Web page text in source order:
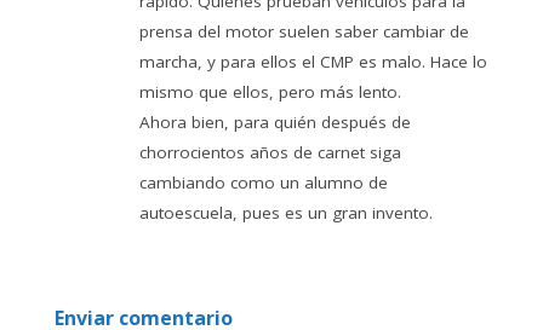
prensa del motor suelen saber cambiar de
marcha, y para ellos el CMP es malo. Hace lo
mismo que ellos, pero más lento.
Ahora bien, para quién después de
chorrocientos años de carnet siga
cambiando como un alumno de
autoescuela, pues es un gran invento.
Enviar comentario